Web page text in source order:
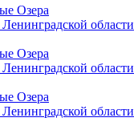
Озера
области
Озера
области
Озера
области